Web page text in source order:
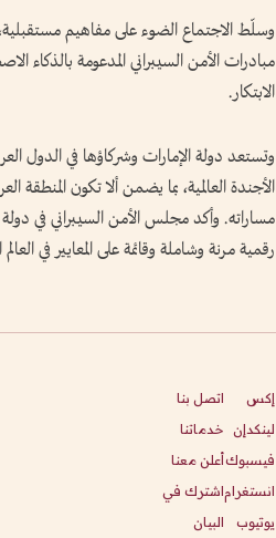
وسلّط الاجتماع الضوء على مفاهيم مستقبلية،
مبادرات الأمن السيبراني المدعومة بالذكاء
الابتكار.
وتستعد دولة الإمارات وشركاؤها في الدول
الأجندة العالمية، بما يضمن ألا تكون
مساراته. وأكد مجلس الأمن السيبراني في دولة
رقمية مرنة وشاملة وقائمة على المعايير في
إكس
لينكدإن
فيسبوك
انستغرام
يوتيوب
اتصل بنا
خدماتنا
أعلن معنا
اشترك في
البيان